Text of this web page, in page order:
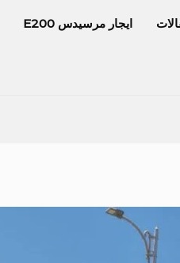
ايجار مرسيدس E200